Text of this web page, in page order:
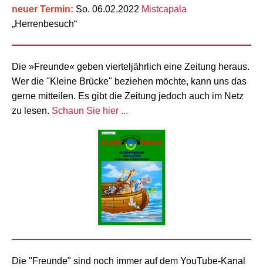
neuer Termin: So. 06.02.2022 Mistcapala
„Herrenbesuch“
Die »Freunde« geben vierteljährlich eine Zeitung heraus.
Wer die "Kleine Brücke" beziehen möchte, kann uns das
gerne mitteilen. Es gibt die Zeitung jedoch auch im Netz
zu lesen. Schaun Sie hier ...
Die "Freunde" sind noch immer auf dem YouTube-Kanal